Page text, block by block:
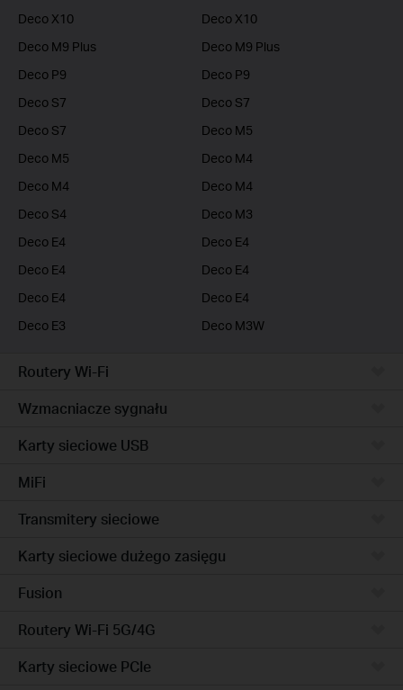
Deco X10
Deco X10
Deco M9 Plus
Deco M9 Plus
Deco P9
Deco P9
Deco S7
Deco S7
Deco S7
Deco M5
Deco M5
Deco M4
Deco M4
Deco M4
Deco S4
Deco M3
Deco E4
Deco E4
Deco E4
Deco E4
Deco E4
Deco E4
Deco E3
Deco M3W
Routery Wi-Fi
Wzmacniacze sygnału
Karty sieciowe USB
MiFi
Transmitery sieciowe
Karty sieciowe dużego zasięgu
Fusion
Routery Wi-Fi 5G/4G
Karty sieciowe PCIe